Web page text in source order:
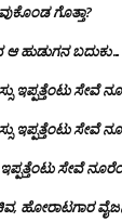
ಗೊತ್ತಾ?
ಹುಡುಗನ ಬದುಕು…
ಇಪ್ಪತ್ತೆಂಟು ಸೇವೆ
ಇಪ್ಪತ್ತೆಂಟು ಸೇವೆ
ಸೇವೆ
ಹೋರಾಟಗಾರ